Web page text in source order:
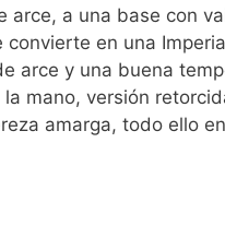
arce, a una base con
convierte en una
arce y una buena
la mano, versión
amarga, todo ello